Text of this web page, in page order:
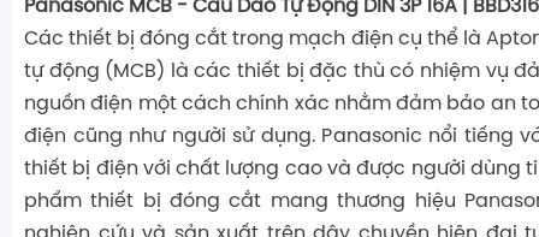
Panasonic MCB - Cầu Dao Tự Động DIN 3P 16A |
Các thiết bị đóng cắt trong mạch điện cụ thể là
tự động (MCB) là các thiết bị đặc thù có nhiệm vụ
nguồn điện một cách chính xác nhằm đảm bảo an
điện cũng như người sử dụng. Panasonic nổi tiếng
thiết bị điện với chất lượng cao và được người dùng
phẩm thiết bị đóng cắt mang thương hiệu